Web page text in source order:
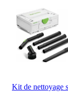
Kit de nettoyage